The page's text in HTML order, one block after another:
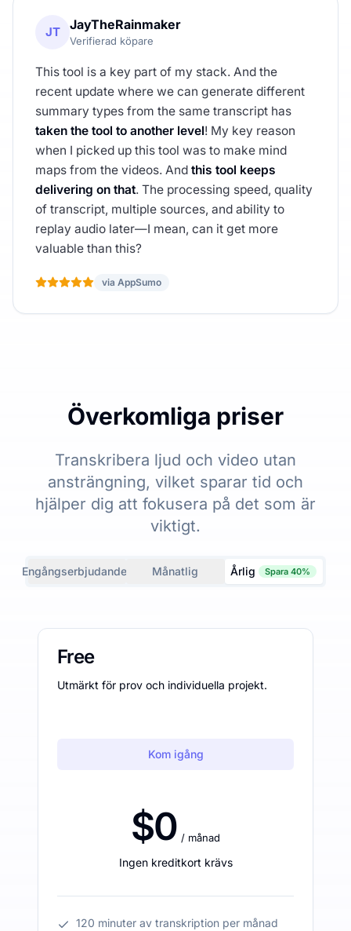
JT JayTheRainmaker
Verifierad köpare
This tool is a key part of my stack. And the
recent update where we can generate different
summary types from the same transcript has
taken the tool to another level! My key reason
when I picked up this tool was to make mind
maps from the videos. And this tool keeps
delivering on that. The processing speed, quality
of transcript, multiple sources, and ability to
replay audio later—I mean, can it get more
valuable than this?
via AppSumo
Överkomliga priser
Transkribera ljud och video utan
ansträngning, vilket sparar tid och
hjälper dig att fokusera på det som är
viktigt.
Engångserbjudanden Månatlig Årlig Spara 40%
Free
Utmärkt för prov och individuella projekt.
Kom igång
$0 / månad
Ingen kreditkort krävs
120 minuter av transkription per månad